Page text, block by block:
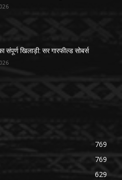
संपूर्ण खिलाड़ी: सर गारफील्ड सोबर्स
769
769
629